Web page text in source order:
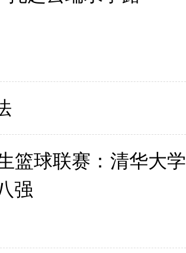
篮球联赛：清华大学
强